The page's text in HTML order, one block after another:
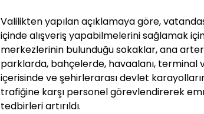
Valilikten yapılan açıklamaya göre,
içinde alışveriş yapabilmelerini sağlamak
merkezlerinin bulunduğu sokaklar, ana
parklarda, bahçelerde, havaalanı, terminal
içerisinde ve şehirlerarası devlet
trafiğine karşı personel görevlendirerek
tedbirleri artırıldı.